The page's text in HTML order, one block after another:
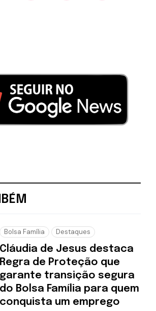
Bolsa Família Destaques
Cláudia de Jesus destaca
Regra de Proteção que
garante transição segura
do Bolsa Família para quem
conquista um emprego